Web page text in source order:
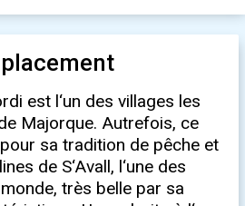
est l‘un des villages les
Majorque. Autrefois, ce
sa tradition de pêche et
de S‘Avall, l‘une des
très belle par sa